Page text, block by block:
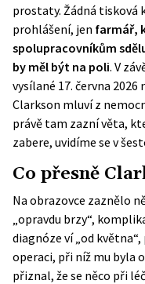
prostaty. Žádná tisková
prohlášení, jen farmář,
spolupracovníkům
by měl být na poli. V
vysílané 17. června 2026
Clarkson mluví z
právě tam zazní věta,
zabere, uvidíme se v
Co přesně
Na obrazovce zaznělo
„opravdu brzy“,
diagnóze ví „od
operaci, při níž mu byla
přiznal, že se něco při